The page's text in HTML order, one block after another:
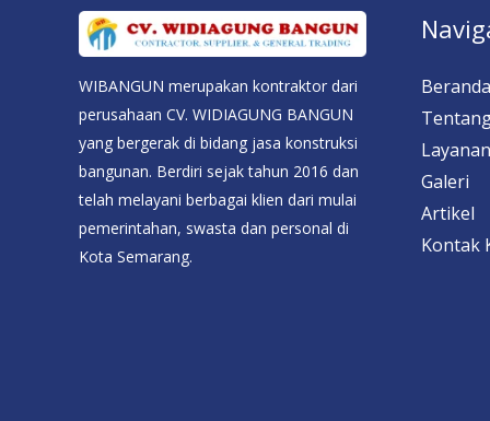
WIBANGUN merupakan kontraktor dari
perusahaan CV. WIDIAGUNG BANGUN
yang bergerak di bidang jasa konstruksi
bangunan. Berdiri sejak tahun 2016 dan
telah melayani berbagai klien dari mulai
pemerintahan, swasta dan personal di
Kota Semarang.
Beranda
Layanan
Galeri
Artikel
Kontak